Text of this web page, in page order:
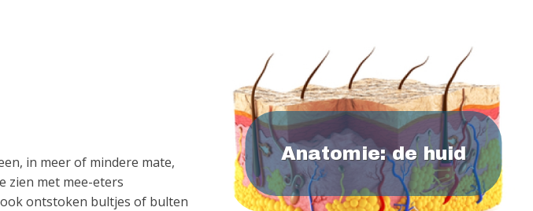
in meer of mindere mate,
zien met mee-eters
ontstoken bultjes of bulten
Anatomie: de huid